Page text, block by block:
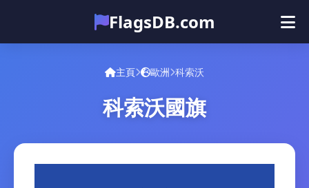
FlagsDB.com
主頁
测验
主頁 歐洲 科索沃
科索沃國旗